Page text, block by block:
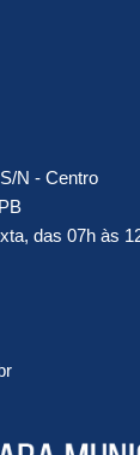
N - Centro
das 07h às